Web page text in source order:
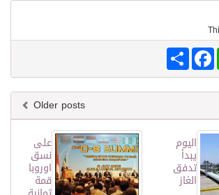
Share
Facebook
Older posts
على
نسق
اوروبا
قمة
اليوم
يبدأ
تدفق
الغاز